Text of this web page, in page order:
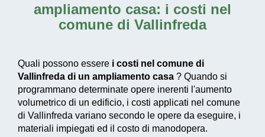
ampliamento casa: i costi nel
comune di Vallinfreda
Quali possono essere i costi nel comune di
Vallinfreda di un ampliamento casa ? Quando si
programmano determinate opere inerenti l'aumento
volumetrico di un edificio, i costi applicati nel comune
di Vallinfreda variano secondo le opere da eseguire, i
materiali impiegati ed il costo di manodopera.